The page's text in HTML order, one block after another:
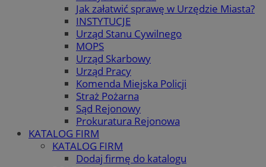
Jak załatwić sprawę w Urzędzie Miasta?
INSTYTUCJE
Urząd Stanu Cywilnego
MOPS
Urząd Skarbowy
Urząd Pracy
Komenda Miejska Policji
Straż Pożarna
Sąd Rejonowy
Prokuratura Rejonowa
KATALOG FIRM
KATALOG FIRM
Dodaj firmę do katalogu